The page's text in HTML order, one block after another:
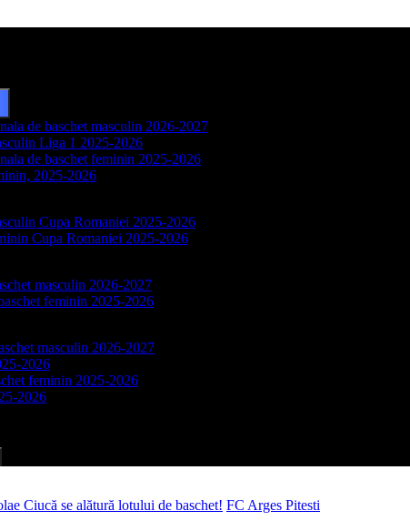
de baschet masculin 2026-2027
Liga 1 2025-2026
de baschet feminin 2025-2026
2025-2026
Cupa Romaniei 2025-2026
Cupa Romaniei 2025-2026
masculin 2026-2027
feminin 2025-2026
masculin 2026-2027
2026
feminin 2025-2026
2026
Ciucă se alătură lotului de baschet! FC Arges Pitesti